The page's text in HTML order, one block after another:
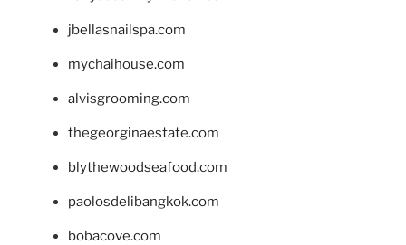
jbellasnailspa.com
mychaihouse.com
alvisgrooming.com
thegeorginaestate.com
blythewoodseafood.com
paolosdelibangkok.com
bobacove.com